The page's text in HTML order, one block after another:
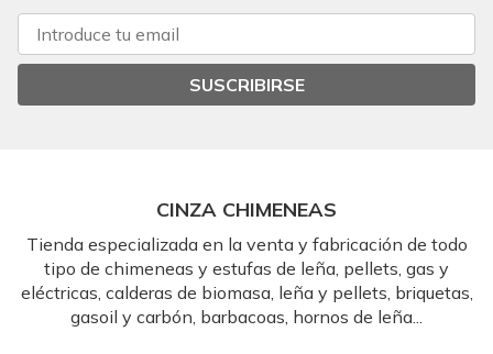
SUSCRIBIRSE
CINZA CHIMENEAS
Tienda especializada en la venta y fabricación de todo
tipo de chimeneas y estufas de leña, pellets, gas y
eléctricas, calderas de biomasa, leña y pellets, briquetas,
gasoil y carbón, barbacoas, hornos de leña...